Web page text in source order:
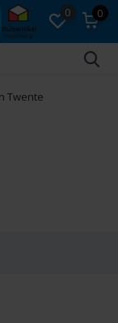
0 0
Twente